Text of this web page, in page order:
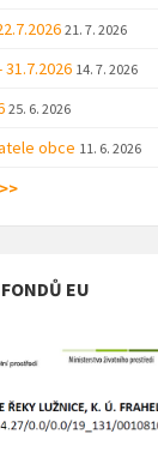
21. 7. 2026
14. 7. 2026
25. 6. 2026
obce 11. 6. 2026
EU